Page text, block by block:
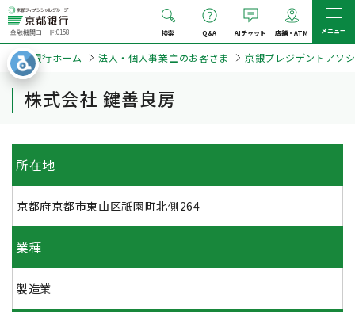
金融機関コード:0158 検索 Q&A AIチャット 店舗・ATM メニュー
京都銀行ホーム 法人・個人事業主のお客さま 京銀プレジデントアソ
株式会社 鍵善良房
所在地
京都府京都市東山区祇園町北側264
業種
製造業